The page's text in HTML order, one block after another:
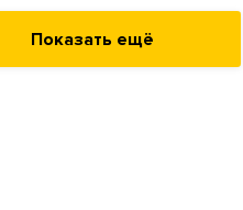
Показать ещё